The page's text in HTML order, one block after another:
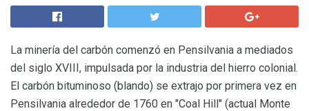
La minería del carbón comenzó en Pensilvania a mediados
del siglo XVIII, impulsada por la industria del hierro colonial.
El carbón bituminoso (blando) se extrajo por primera vez en
Pensilvania alrededor de 1760 en "Coal Hill" (actual Monte